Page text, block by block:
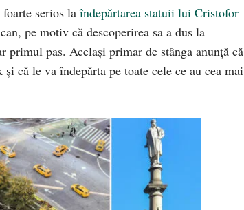
serios la îndepărtarea statuii lui Cristofor
pe motiv că descoperirea sa a dus la
pas. Același primar de stânga anunță că
că le va îndepărta pe toate cele ce au cea mai